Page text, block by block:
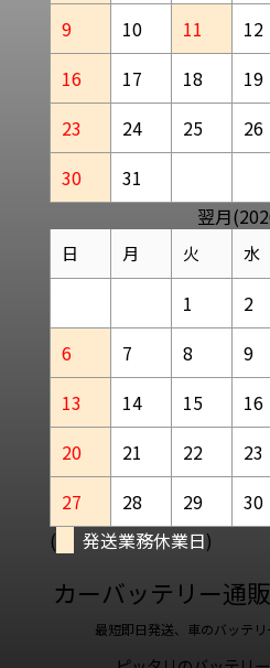
9
10 11 12
16
17 18 19
23
24 25 26
30
31
翌月
日 月 火 水
1 2
6
7 8 9
13
14 15 16
20
21 22 23
27
28 29
30
(
発送業務休業日)
カーバッテリー通
最短即日発送、車のバッテリ